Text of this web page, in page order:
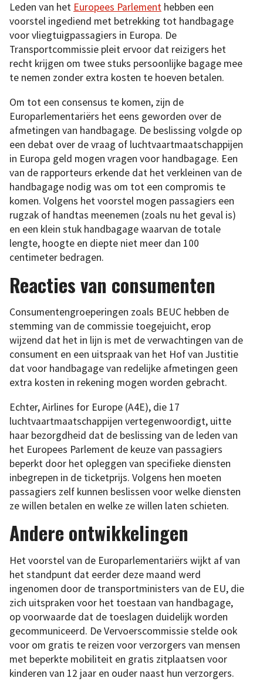
Leden van het Europees Parlement hebben een
voorstel ingediend met betrekking tot handbagage
voor vliegtuigpassagiers in Europa. De
Transportcommissie pleit ervoor dat reizigers het
recht krijgen om twee stuks persoonlijke bagage mee
te nemen zonder extra kosten te hoeven betalen.
Om tot een consensus te komen, zijn de
Europarlementariërs het eens geworden over de
afmetingen van handbagage. De beslissing volgde op
een debat over de vraag of luchtvaartmaatschappijen
in Europa geld mogen vragen voor handbagage. Een
van de rapporteurs erkende dat het verkleinen van de
handbagage nodig was om tot een compromis te
komen. Volgens het voorstel mogen passagiers een
rugzak of handtas meenemen (zoals nu het geval is)
en een klein stuk handbagage waarvan de totale
lengte, hoogte en diepte niet meer dan 100
centimeter bedragen.
Reacties van consumenten
Consumentengroeperingen zoals BEUC hebben de
stemming van de commissie toegejuicht, erop
wijzend dat het in lijn is met de verwachtingen van de
consument en een uitspraak van het Hof van Justitie
dat voor handbagage van redelijke afmetingen geen
extra kosten in rekening mogen worden gebracht.
Echter, Airlines for Europe (A4E), die 17
luchtvaartmaatschappijen vertegenwoordigt, uitte
haar bezorgdheid dat de beslissing van de leden van
het Europees Parlement de keuze van passagiers
beperkt door het opleggen van specifieke diensten
inbegrepen in de ticketprijs. Volgens hen moeten
passagiers zelf kunnen beslissen voor welke diensten
ze willen betalen en welke ze willen laten schieten.
Andere ontwikkelingen
Het voorstel van de Europarlementariërs wijkt af van
het standpunt dat eerder deze maand werd
ingenomen door de transportministers van de EU, die
zich uitspraken voor het toestaan van handbagage,
op voorwaarde dat de toeslagen duidelijk worden
gecommuniceerd. De Vervoerscommissie stelde ook
voor om gratis te reizen voor verzorgers van mensen
met beperkte mobiliteit en gratis zitplaatsen voor
kinderen van 12 jaar en ouder naast hun verzorgers.